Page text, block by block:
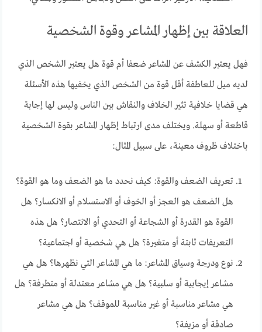
العلاقة بين إظهار المشاعر وقوة الشخصية
فهل يعتبر الكشف عن المشاعر ضعفا أم قوة هل يعتبر الشخص الذي
لديه ميل للعاطفة أقل قوة من الشخص الذي يخفيها هذه الأسئلة
هي قضايا خلافية تثير الخلاف والنقاش بين الناس وليس لها إجابة
قاطعة أو سهلة. ويختلف مدى ارتباط إظهار المشاعر بقوة الشخصية
باختلاف ظروف معينة، على سبيل المثال:
تعريف الضعف والقوة: كيف نحدد ما هو الضعف وما هو القوة؟
هل الضعف هو العجز أو الخوف أو الاستسلام أو الانكسار؟ هل
القوة هو القدرة أو الشجاعة أو التحدي أو الانتصار؟ هل هذه
التعريفات ثابتة أو متغيرة؟ هل هي شخصية أو اجتماعية؟
نوع ودرجة وسياق المشاعر: ما هي المشاعر التي نظهرها؟ هل هي
مشاعر إيجابية أو سلبية؟ هل هي مشاعر معتدلة أو متطرفة؟ هل
هي مشاعر مناسبة أو غير مناسبة للموقف؟ هل هي مشاعر
صادقة أو مزيفة؟